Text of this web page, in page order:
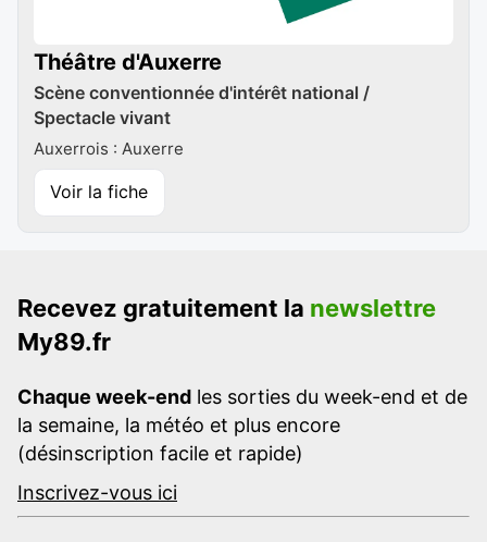
Théâtre d'Auxerre
Scène conventionnée d'intérêt national /
Spectacle vivant
Auxerrois : Auxerre
Voir la fiche
Recevez gratuitement la newslettre
My89.fr
Chaque week-end les sorties du week-end et de
la semaine, la météo et plus encore
(désinscription facile et rapide)
Inscrivez-vous ici